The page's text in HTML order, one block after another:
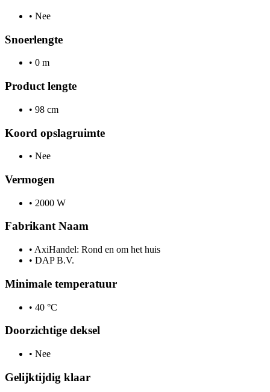
• Nee
Snoerlengte
• 0 m
Product lengte
• 98 cm
Koord opslagruimte
• Nee
Vermogen
• 2000 W
Fabrikant Naam
• AxiHandel: Rond en om het huis
• DAP B.V.
Minimale temperatuur
• 40 °C
Doorzichtige deksel
• Nee
Gelijktijdig klaar